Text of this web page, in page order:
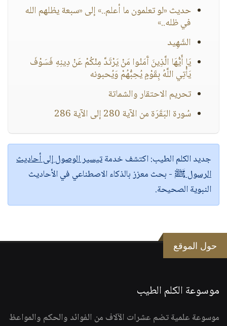
حديث «لو تعلمون ما أعلم..» إلى «سبعة يظلهم الله
في ظله..»
الشَهِيد
يَا أَيُّهَا الَّذِينَ آَمَنُوا مَنْ يَرْتَدَّ مِنْكُمْ عَنْ دِينِهِ فَسَوْفَ
يَأْتِي اللَّهُ بِقَوْمٍ يُحِبُّهُمْ وَيُحبونه
تحريم الاحتقار والشماتة
سُورة البَقَرَة من الآية 280 إلى الآية 286
جديد الكلم الطيب:اكتشف خدمةتيسير الوصول إلى أحاديث
الرسول ﷺ - بحث معزز بالذكاء الاصطناعي في الأحاديث
النبوية الصحيحة.
حول الموقع
موسوعة الكلم الطيب
موسوعة علمية تضم عشرات الآلاف من الفوائد والحكم والمواعظ